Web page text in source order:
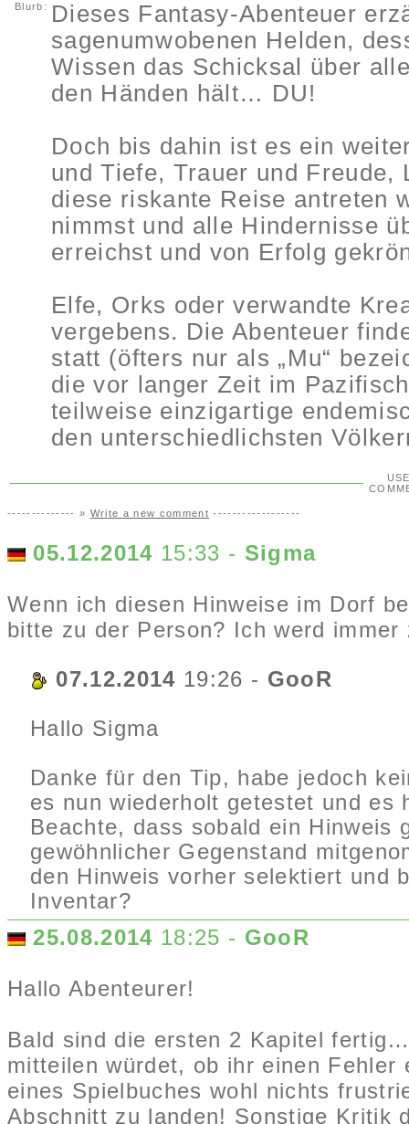
Blurb:
Dieses Fantasy-Abenteuer
sagenumwobenen Helden,
Wissen das Schicksal über
den Händen hält… DU!
Doch bis dahin ist es ein
und Tiefe, Trauer und Freude,
diese riskante Reise antreten
nimmst und alle Hindernisse
erreichst und von Erfolg
Elfe, Orks oder verwandte
vergebens. Die Abenteuer
statt (öfters nur als „Mu“
die vor langer Zeit im
teilweise einzigartige
den unterschiedlichsten
-------------- » Write a new comment ------------------
05.12.2014 15:33 - Sigma
Wenn ich diesen Hinweise im Dorf
bitte zu der Person? Ich werd
07.12.2014 19:26 - GooR
Hallo Sigma
Danke für den Tip, habe jedoch
es nun wiederholt getestet und
Beachte, dass sobald ein Hinweis
gewöhnlicher Gegenstand
den Hinweis vorher selektiert und
Inventar?
25.08.2014 18:25 - GooR
Hallo Abenteurer!
Bald sind die ersten 2 Kapitel
mitteilen würdet, ob ihr einen
eines Spielbuches wohl nichts
Abschnitt zu landen! Sonstige Kritik